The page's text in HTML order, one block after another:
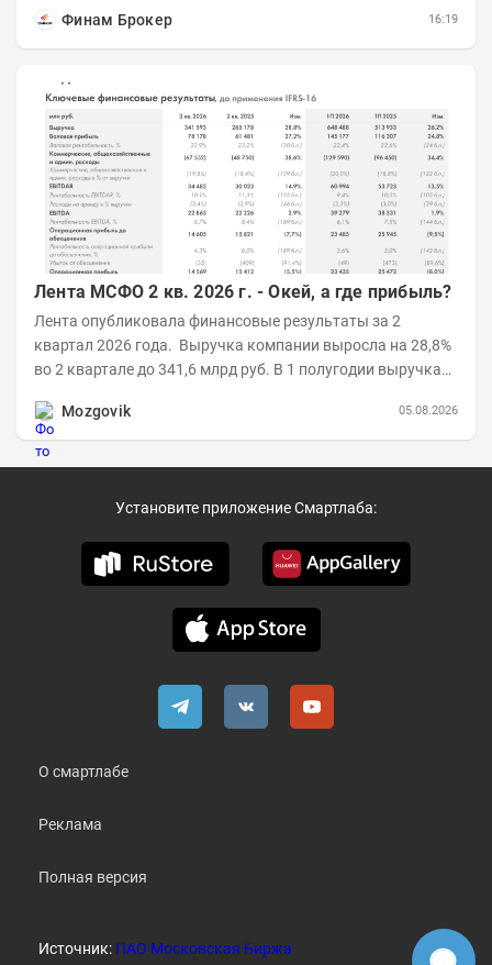
Финам Брокер
16:19
Лента МСФО 2 кв. 2026 г. - Окей, а где прибыль?
Лента опубликовала финансовые результаты за 2
квартал 2026 года. Выручка компании выросла на 28,8%
во 2 квартале до 341,6 млрд руб. В 1 полугодии выручка
Mozgovik
05.08.2026
Установите приложение Смартлаба:
О смартлабе
Реклама
Полная версия
Источник: ПАО Московская Биржа